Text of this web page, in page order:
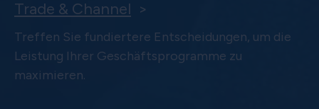
Trade & Channel >
Treffen Sie fundiertere Entscheidungen, um die
Leistung Ihrer Geschäftsprogramme zu
maximieren.